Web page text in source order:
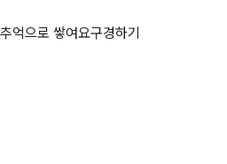
억으로 쌓여요구경하기